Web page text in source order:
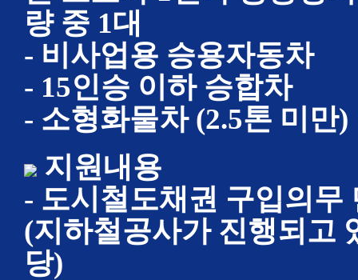
량 중 1대
- 비사업용 승용자동차
- 15인승 이하 승합차
- 소형화물차 (2.5톤 미만)
지원내용
- 도시철도채권 구입의무
(지하철공사가 진행되고
당)